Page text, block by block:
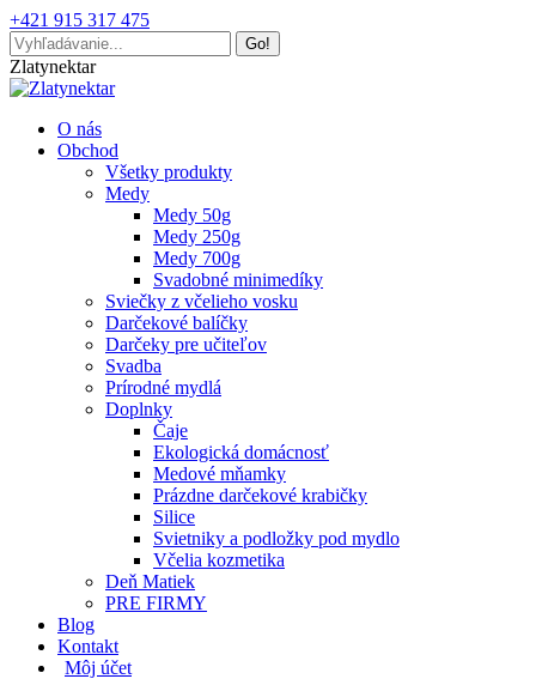
Skip
to
content
+421 915 317 475
Search:
Facebook
page
new
Mail
page
new
Zlatynektar
O nás
Obchod
Všetky produkty
Medy
Medy 50g
Medy 250g
Medy 700g
Svadobné minimedíky
Sviečky z včelieho vosku
Darčekové balíčky
Darčeky pre učiteľov
Svadba
Prírodné mydlá
Doplnky
Čaje
Ekologická domácnosť
Medové mňamky
Prázdne darčekové krabičky
Silice
Svietniky a podložky pod mydlo
Včelia kozmetika
Deň Matiek
PRE FIRMY
Blog
Kontakt
Môj účet